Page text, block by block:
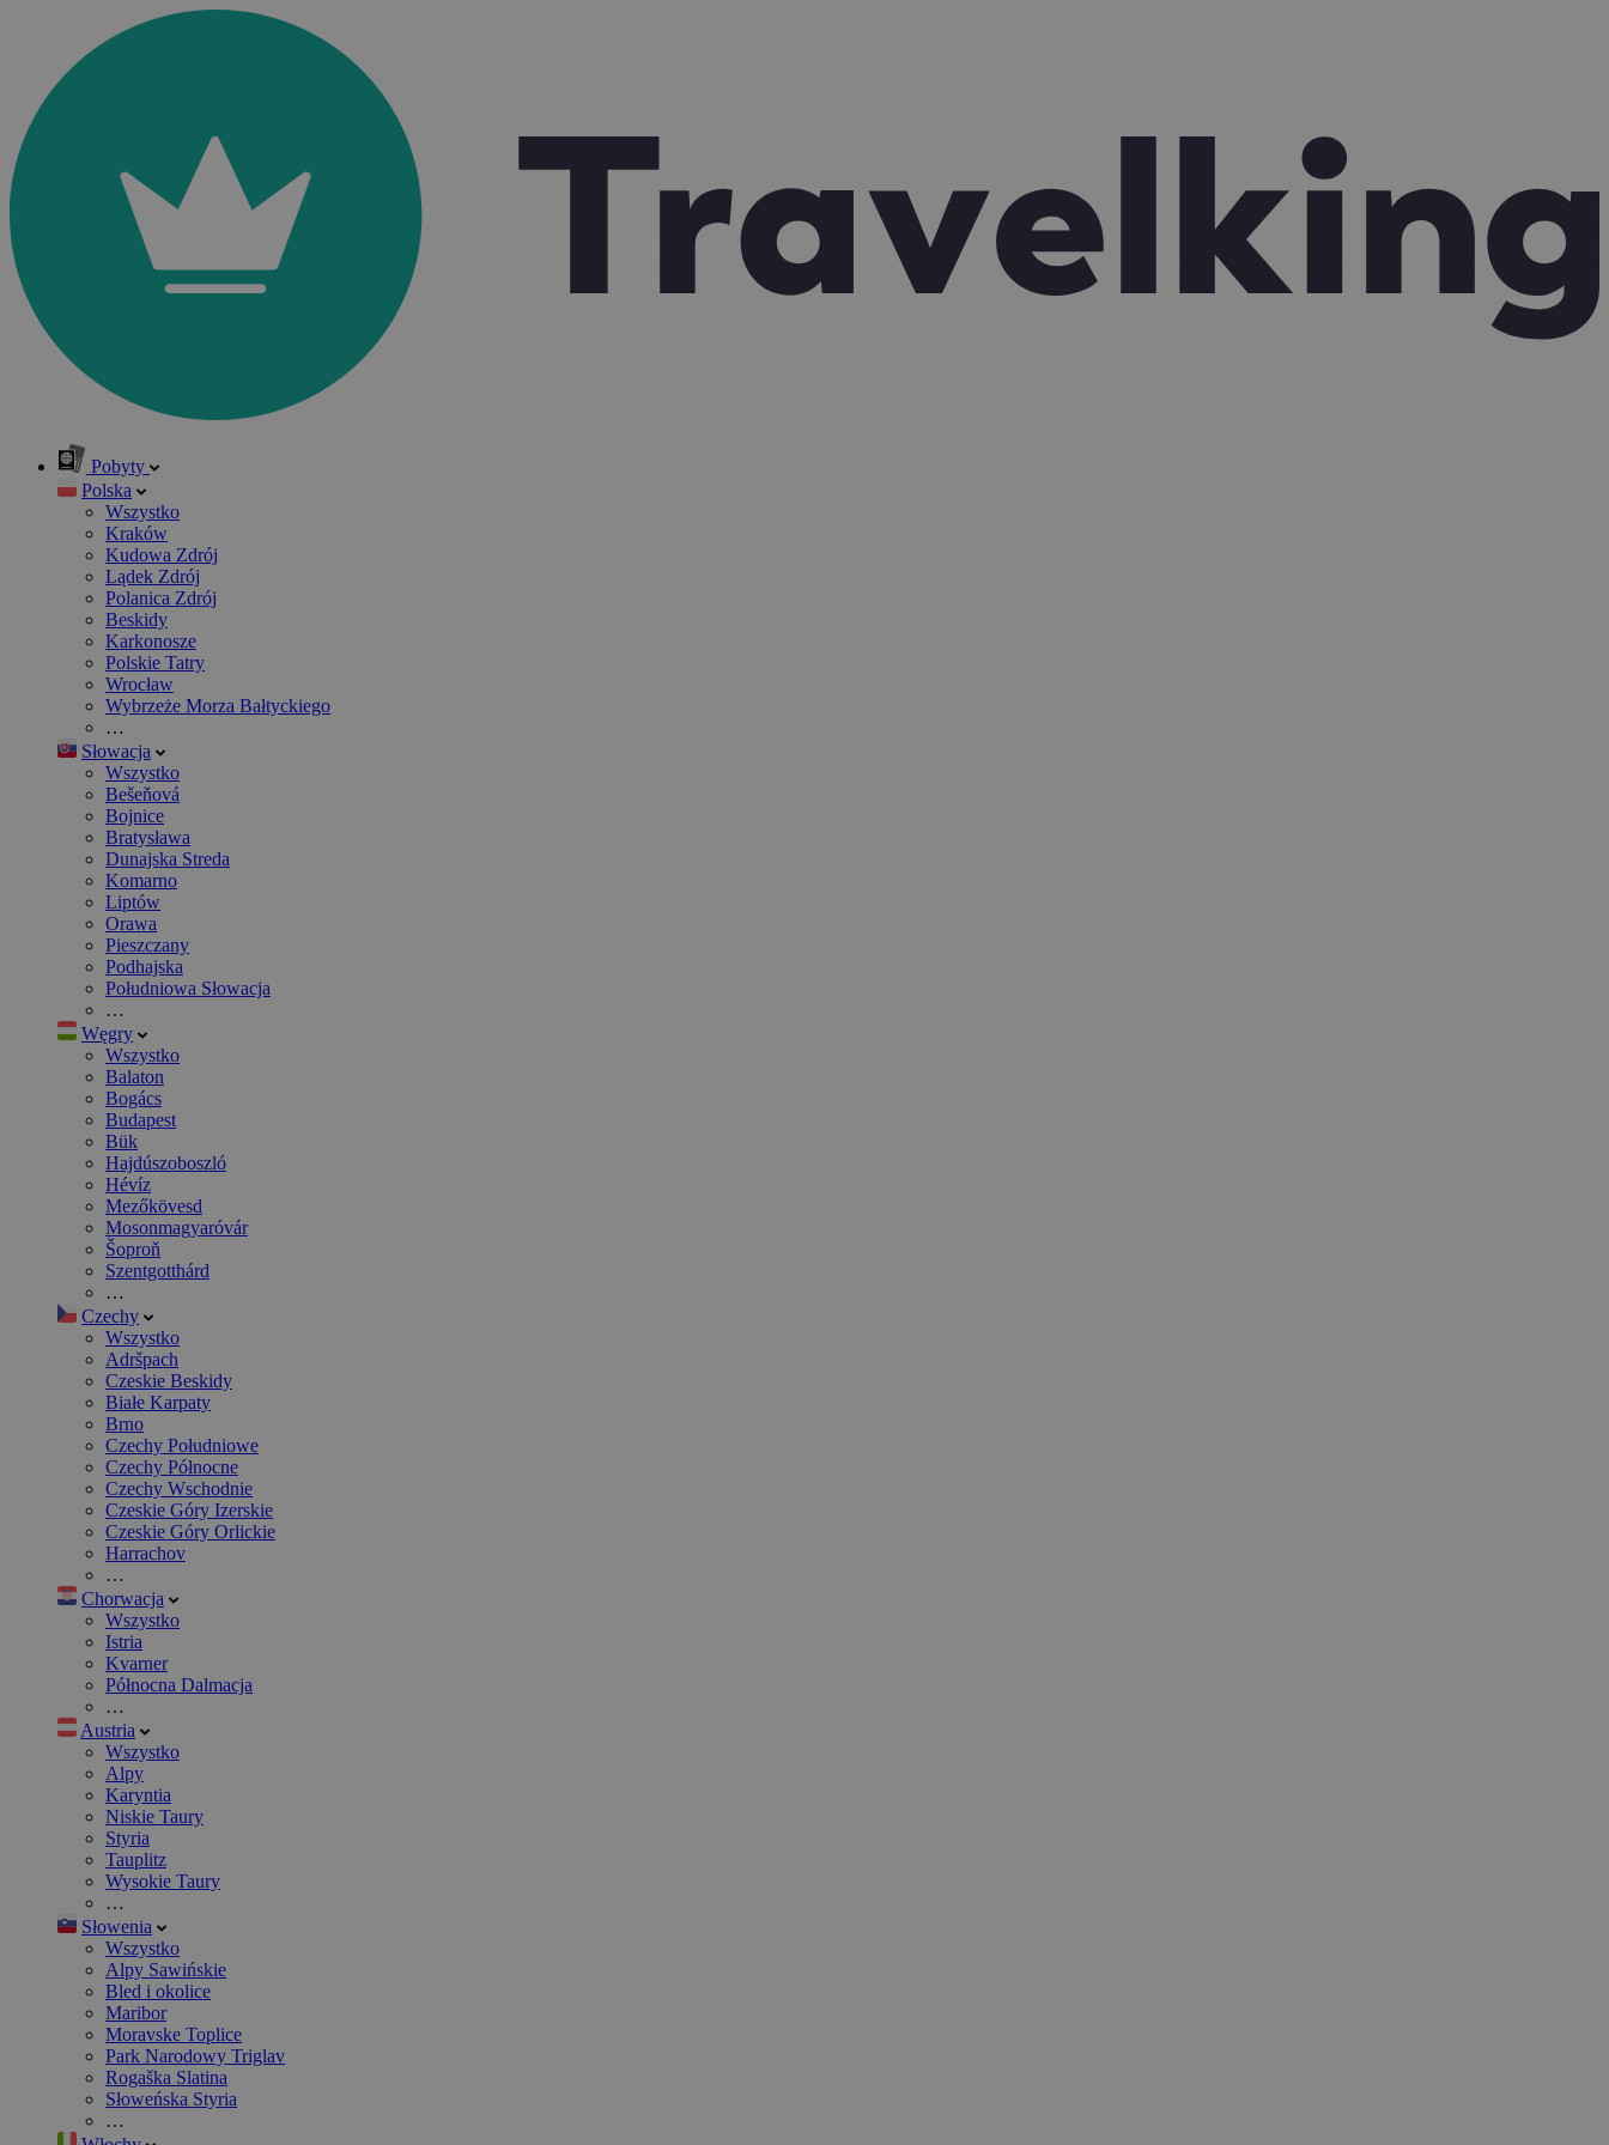
Pobyty
Polska
Wszystko
Kraków
Kudowa Zdrój
Lądek Zdrój
Polanica Zdrój
Beskidy
Karkonosze
Polskie Tatry
Wrocław
Wybrzeże Morza Bałtyckiego
…
Słowacja
Wszystko
Bešeňová
Bojnice
Bratysława
Dunajska Streda
Komarno
Liptów
Orawa
Pieszczany
Podhajska
Południowa Słowacja
…
Węgry
Wszystko
Balaton
Bogács
Budapest
Bük
Hajdúszoboszló
Hévíz
Mezőkövesd
Mosonmagyaróvár
Šoproň
Szentgotthárd
…
Czechy
Wszystko
Adršpach
Czeskie Beskidy
Białe Karpaty
Brno
Czechy Południowe
Czechy Północne
Czechy Wschodnie
Czeskie Góry Izerskie
Czeskie Góry Orlickie
Harrachov
…
Chorwacja
Wszystko
Istria
Kvarner
Północna Dalmacja
…
Austria
Wszystko
Alpy
Karyntia
Niskie Taury
Styria
Tauplitz
Wysokie Taury
…
Słowenia
Wszystko
Alpy Sawińskie
Bled i okolice
Maribor
Moravske Toplice
Park Narodowy Triglav
Rogaška Slatina
Słoweńska Styria
…